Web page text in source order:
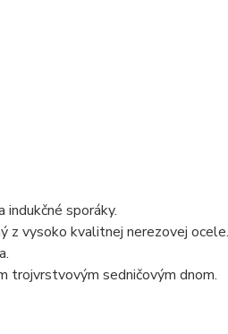
sporáky.
z vysoko kvalitnej nerezovej
trojvrstvovým sedničovým dnom.